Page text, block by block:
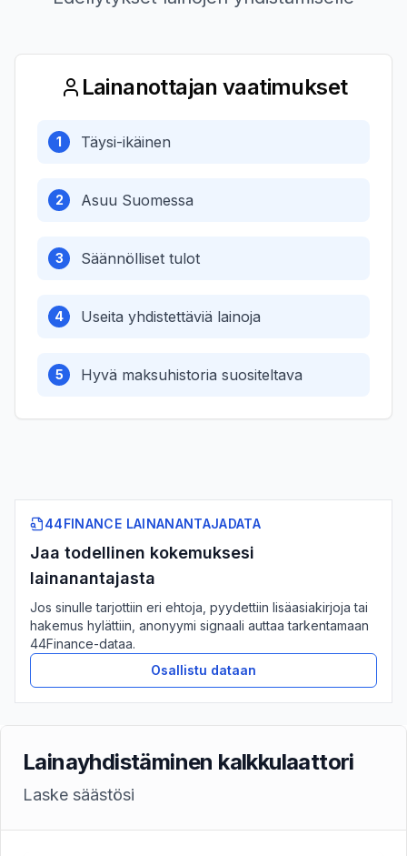
Lainanottajan vaatimukset
1 Täysi-ikäinen
2 Asuu Suomessa
3 Säännölliset tulot
4 Useita yhdistettäviä lainoja
5 Hyvä maksuhistoria suositeltava
44FINANCE LAINANANTAJADATA
Jaa todellinen kokemuksesi
lainanantajasta
Jos sinulle tarjottiin eri ehtoja, pyydettiin lisäasiakirjoja tai
hakemus hylättiin, anonyymi signaali auttaa tarkentamaan
44Finance-dataa.
Osallistu dataan
Lainayhdistäminen kalkkulaattori
Laske säästösi